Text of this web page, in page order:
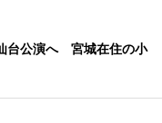
台公演へ 宮城在住の小